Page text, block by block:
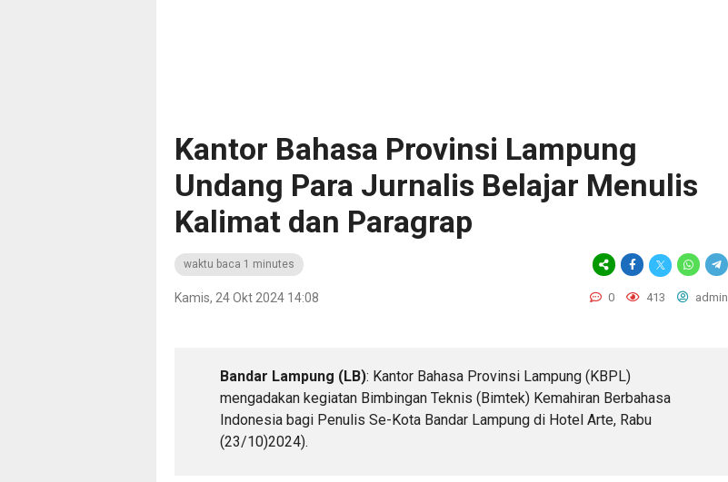
Kantor Bahasa Provinsi Lampung
Undang Para Jurnalis Belajar Menulis
Kalimat dan Paragrap
waktu baca 1 minutes
Kamis, 24 Okt 2024 14:08 0 413 admin
Bandar Lampung (LB): Kantor Bahasa Provinsi Lampung (KBPL)
mengadakan kegiatan Bimbingan Teknis (Bimtek) Kemahiran Berbahasa
Indonesia bagi Penulis Se-Kota Bandar Lampung di Hotel Arte, Rabu
(23/10)2024).